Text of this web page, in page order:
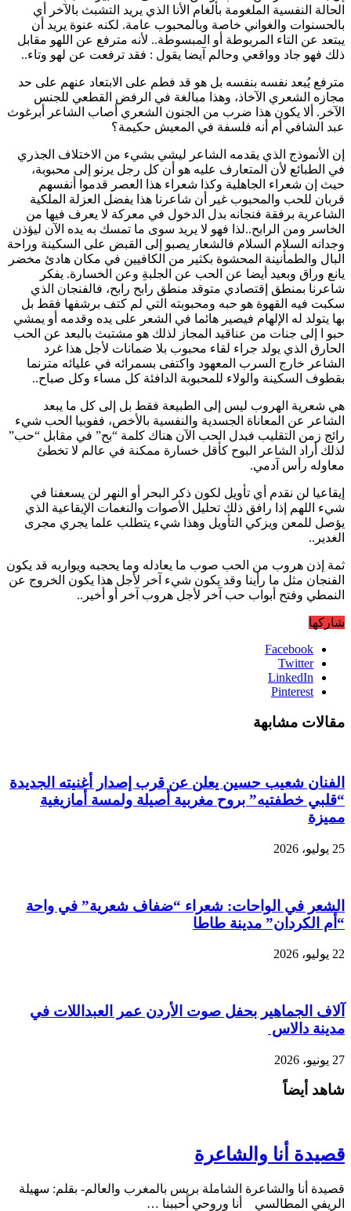
الحالة النفسية الملغومة بألغام الأنا الذي يريد التشبث بالآخر أي
بالحسنوات والغواني خاصة وبالمحبوب عامة. لكنه عنوة يريد أن
يبتعد عن التاء المربوطة أو المبسوطة.. لأنه مترفع عن اللهو مقابل
ذلك فهو جاد وواقعي وحالم آيضا يقول : فقد ترفعت عن لهو وتاء..
مترفع يُبعد نفسه بنفسه بل هو قد فطم على الابتعاد عنهم على حد
مجازه الشعري الآخاذ، وهذا مبالغة في الرفض القطعي للجنس
الآخر. ألا يكون هذا ضرب من الجنون الشعري أصاب الشاعر أبرغوث
عبد الشافي أم أنه فلسفة في المعيش حكيمة؟
إن الأنموذج الذي يقدمه الشاعر ليشي بشيء من الاختلاف الجذري
في الطبائع لأن المتعارف عليه هو أن كل رجل يرنو إلى محبوبة،
حيث إن شعراء الجاهلية وكذا شعراء هذا العصر قدموا أنفسهم
قربان للحب والمحبوب غير أن شاعرنا هذا يفضل العزلة الملكية
الشاعرية برفقة فنجانه بدل الدخول في معركة لا يعرف فيها من
الخاسر ومن الرابح..لذا فهو لا يريد سوى ما تمسك به يده الآن ليؤذن
وجدانه السلام السلام فالشعار يصبو إلى القبض على السكينة وراحة
البال والطمأنينة المحشوة بكثير من الكافيين في مكان هادئ مخضر
يانع وراق وبعيد أيضا عن الحب عن الجلبةِ وعن الخسارة. يفكر
شاعرنا بمنطق إقتصادي متوقد منطق رابح رابح، فالفنجان الذي
سكبت فيه القهوة هو حبه ومحبوبته التي لم كتف برشفها فقط بل
بها يتولد له الإلهام فيصير هائما في الشعر على يده وقدمه أو يمشي
حبو ا إلى جنات من عناقيد المجاز لذلك هو مشتبث بالبعد عن الحب
الحارق الذي يولد جراء لقاء محبوب بلا ضمانات لأجل هذا غرد
الشاعر خارج السرب المعهود واكتفى بسمرائه في عليائه مترنما
بقطوف السكينة والولاء للمحبوبة الدافئة كل مساء وكل صباح..
هي شعرية الهروب ليس إلى الطبيعة فقط بل إلى كل ما يبعد
الشاعر عن المعاناة الجسدية والنفسية بالأخص، ففوبيا الحب شيء
رائج زمن التقليب فبدل الحب الآن هناك كلمة “بح” في مقابل “حب”
لذلك أراد الشاعر البوح كأقل خسارة ممكنة في عالم لا تخطئ
معاوله رأس آدمي.
إيقاعيا لن نقدم أي تأويل لكون ذكر البحر أو النهر لن يسعفنا في
شيء اللهم إذا رافق ذلك تحليل الأصوات والنغمات الإيقاعية الذي
يؤصل للمعن ويزكي التأويل وهذا شيء يتطلب علما يجري مجرى
الغدير..
ثمة إذن هروب من الحب صوب ما يعادله وما يحجبه ويواربه قد يكون
الفنجان مثل ما رأينا وقد يكون شيء آخر لأجل هذا يكون الخروج عن
النمطي وفتح أبواب حب آخر لأجل هروب آخر أو أخير..
شاركها
Facebook
Twitter
LinkedIn
Pinterest
مقالات مشابهة
الفنان شعيب حسين يعلن عن قرب إصدار أغنيته الجديدة
“قلبي خطفتيه” بروح مغربية أصيلة ولمسة أمازيغية
مميزة
25 يوليو، 2026
الشعر في الواحات: شعراء “ضفاف شعرية” في واحة
“أم الكردان” مدينة طاطا
22 يوليو، 2026
آلاف الجماهير بحفل صوت الأردن عمر العبداللات في
مدينة دالاس
27 يونيو، 2026
شاهد أيضاً
قصيدة أنا والشاعرة
قصيدة أنا والشاعرة الشاملة بريس بالمغرب والعالم- بقلم: سهيلة
الريفي المطالسي أنا وروحي أحببنا …